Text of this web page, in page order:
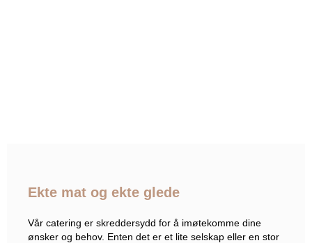
Ekte mat og ekte glede
Vår catering er skreddersydd for å imøtekomme dine
ønsker og behov. Enten det er et lite selskap eller en stor